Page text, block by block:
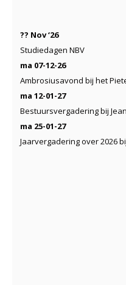
?? Nov ‘26
Studiedagen NBV
ma 07-12-26
Ambrosiusavond bij het
ma 12-01-27
Bestuursvergadering bij
ma 25-01-27
Jaarvergadering over 2026